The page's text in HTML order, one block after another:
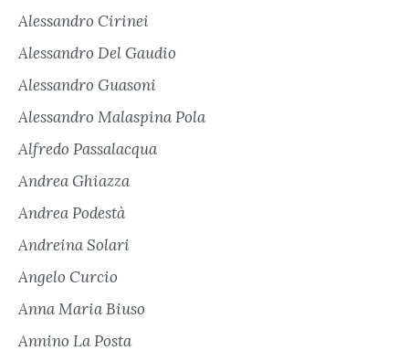
Alessandro Cirinei
Alessandro Del Gaudio
Alessandro Guasoni
Alessandro Malaspina Pola
Alfredo Passalacqua
Andrea Ghiazza
Andrea Podestà
Andreina Solari
Angelo Curcio
Anna Maria Biuso
Annino La Posta